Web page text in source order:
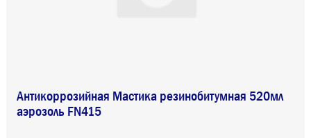
Антикоррозийная Мастика резинобитумная 520мл
аэрозоль FN415